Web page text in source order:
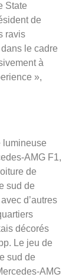
State
de
ravis
le cadre
à
»,
lumineuse
AMG F1,
de
sud de
d’autres
décorés
Le jeu de
sud de
AMG